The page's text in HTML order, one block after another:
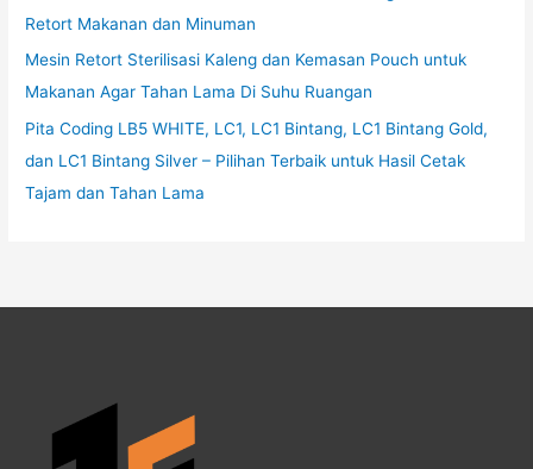
Retort Makanan dan Minuman
Mesin Retort Sterilisasi Kaleng dan Kemasan Pouch untuk
Makanan Agar Tahan Lama Di Suhu Ruangan
Pita Coding LB5 WHITE, LC1, LC1 Bintang, LC1 Bintang Gold,
dan LC1 Bintang Silver – Pilihan Terbaik untuk Hasil Cetak
Tajam dan Tahan Lama